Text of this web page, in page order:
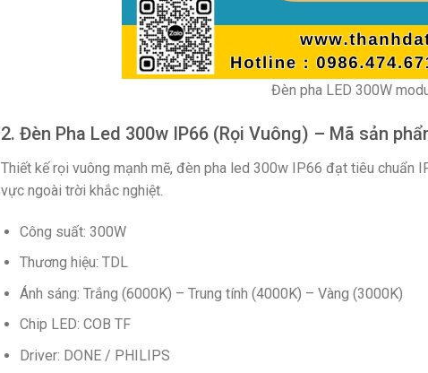
Đèn pha LED 300W
2. Đèn Pha Led 300w IP66 (Rọi Vuông) – Mã sản
Thiết kế rọi vuông mạnh mẽ, đèn pha led 300w IP66 đạt tiêu chuẩn
vực ngoài trời khắc nghiệt.
Công suất: 300W
Thương hiệu: TDL
Ánh sáng: Trắng (6000K) – Trung tính (4000K) – Vàng (3000K)
Chip LED: COB TF
Driver: DONE / PHILIPS